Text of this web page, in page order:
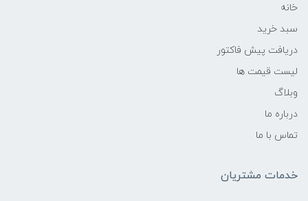
خانه
سبد خرید
دریافت پیش فاکتور
لیست قیمت ها
وبلاگ
درباره ما
تماس با ما
خدمات مشتریان